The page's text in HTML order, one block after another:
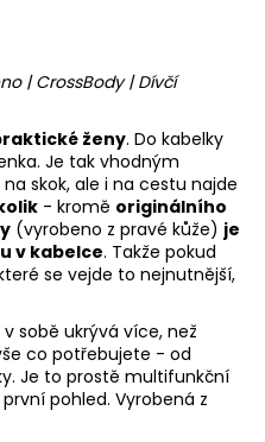
| CrossBody | Dívčí
ženy. Do kabelky
Je tak vhodným
skok, ale i na cestu najde
- kromě originálního
(vyrobeno z pravé kůže) je
v kabelce. Takže pokud
se vejde to nejnutnější,
sobě ukrývá více, než
co potřebujete - od
Je to prostě multifunkční
pohled. Vyrobená z